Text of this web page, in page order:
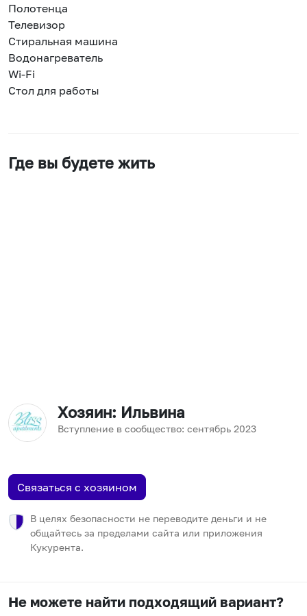
Полотенца
Телевизор
Стиральная машина
Водонагреватель
Wi-Fi
Стол для работы
Где вы будете жить
Хозяин: Ильвина
Вступление в сообщество: сентябрь 2023
Связаться с хозяином
В целях безопасности не переводите деньги и не
общайтесь за пределами сайта или приложения
Кукурента.
Не можете найти подходящий вариант?